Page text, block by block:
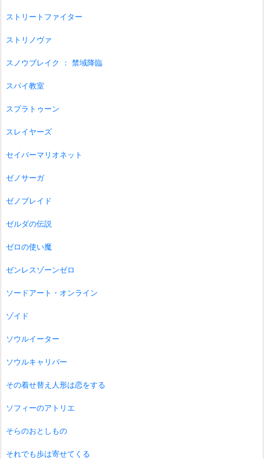
ストリートファイター
ストリノヴァ
スノウブレイク ： 禁域降臨
スパイ教室
スプラトゥーン
スレイヤーズ
セイバーマリオネット
ゼノサーガ
ゼノブレイド
ゼルダの伝説
ゼロの使い魔
ゼンレスゾーンゼロ
ソードアート・オンライン
ゾイド
ソウルイーター
ソウルキャリバー
その着せ替え人形は恋をする
ソフィーのアトリエ
そらのおとしもの
それでも歩は寄せてくる